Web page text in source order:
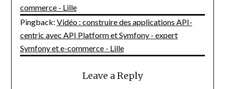
commerce - Lille
Pingback: Vidéo : construire des applications API-
centric avec API Platform et Symfony - expert
Symfony et e-commerce - Lille
Leave a Reply